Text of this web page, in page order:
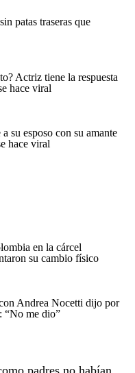
patas traseras que
Actriz tiene la respuesta
hace viral
su esposo con su amante
hace viral
en la cárcel
su cambio físico
Andrea Nocetti dijo por
“No me dio”
padres no habían